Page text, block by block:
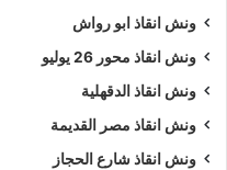
ونش انقاذ ابو رواش
ونش انقاذ محور 26 يوليو
ونش انقاذ الدقهلية
ونش انقاذ مصر القديمة
ونش انقاذ شارع الحجاز